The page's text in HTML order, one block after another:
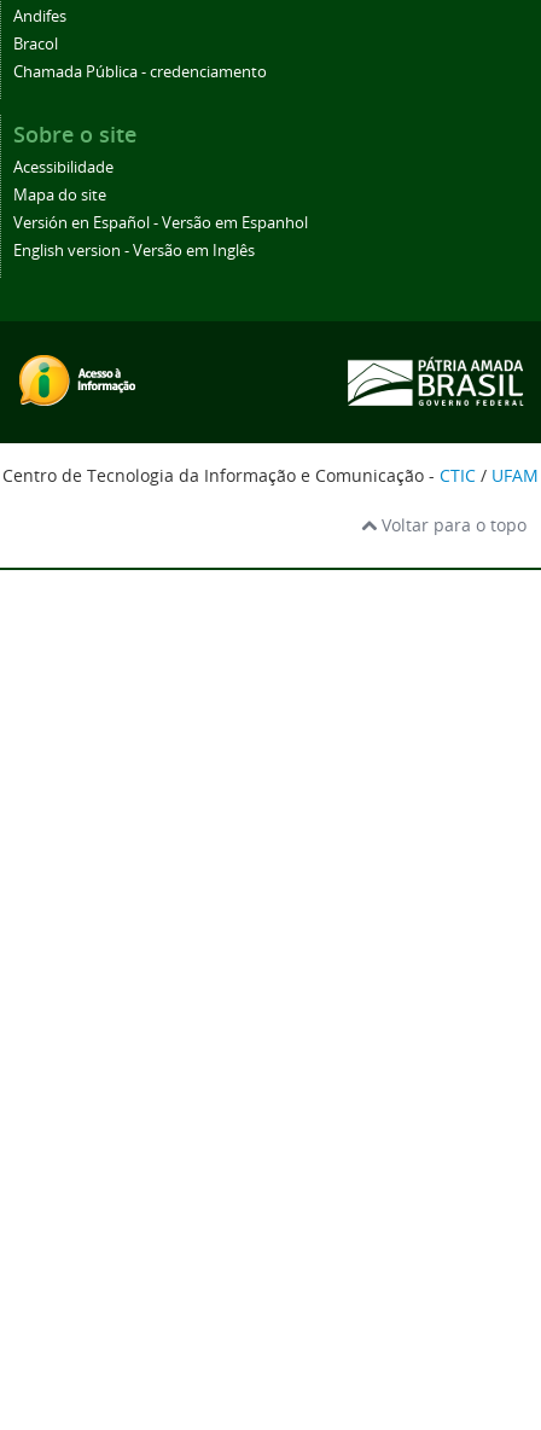
Andifes
Bracol
Chamada Pública - credenciamento
Sobre o site
Acessibilidade
Mapa do site
Versión en Español - Versão em Espanhol
English version - Versão em Inglês
Centro de Tecnologia da Informação e Comunicação - CTIC / UFAM
Voltar para o topo